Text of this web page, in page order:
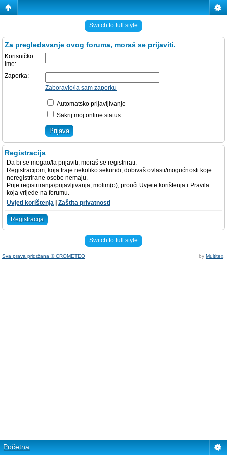
Switch to full style
Za pregledavanje ovog foruma, moraš se prijaviti.
Korisničko
ime:
Zaporka:
Zaboravio/la sam zaporku
Automatsko prijavljivanje
Sakrij moj online status
Registracija
Da bi se mogao/la prijaviti, moraš se registrirati.
Registracijom, koja traje nekoliko sekundi, dobivaš ovlasti/mogućnosti koje
neregistrirane osobe nemaju.
Prije registriranja/prijavljivanja, molim(o), prouči Uvjete korištenja i Pravila
koja vrijede na forumu.
Uvjeti korištenja
Zaštita privatnosti
Registracija
Switch to full style
Sva prava pridržana © CROMETEO by Multitex
Početna